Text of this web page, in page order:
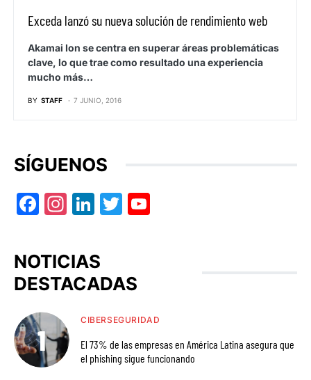
Exceda lanzó su nueva solución de rendimiento web
Akamai Ion se centra en superar áreas problemáticas
clave, lo que trae como resultado una experiencia
mucho más…
BY STAFF 7 JUNIO, 2016
SÍGUENOS
Facebook
Instagram
LinkedIn
Twitter
NOTICIAS
DESTACADAS
CIBERSEGURIDAD
El 73% de las empresas en América Latina asegura que
el phishing sigue funcionando